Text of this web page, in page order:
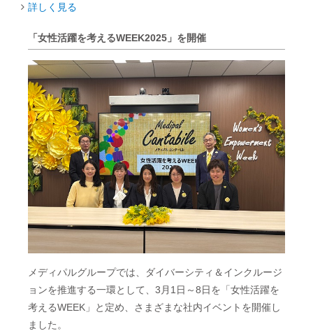
詳しく見る
「女性活躍を考えるWEEK2025」を開催
メディパルグループでは、ダイバーシティ＆インクルージ
ョンを推進する一環として、3月1日～8日を「女性活躍を
考えるWEEK」と定め、さまざまな社内イベントを開催し
ました。